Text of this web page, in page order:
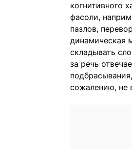
когнитивного
фасоли,
пазлов,
динамическая
складывать
за речь
сожалению, не